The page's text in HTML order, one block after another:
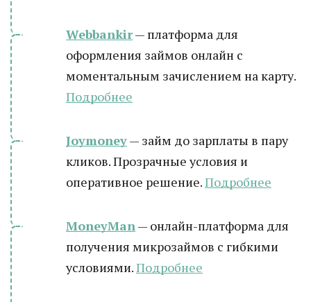
Webbankir— платформа для
оформления займов онлайн с
моментальным зачислением на карту.
Подробнее
Joymoney— займ до зарплаты в пару
кликов. Прозрачные условия и
оперативное решение.Подробнее
MoneyMan— онлайн-платформа для
получения микрозаймов с гибкими
условиями.Подробнее